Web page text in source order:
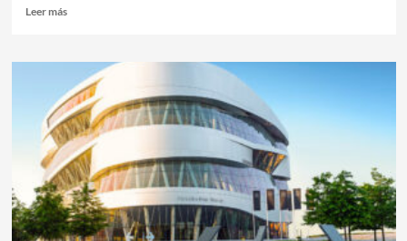
Leer másLeer
Lewis
Hamilton,
su
legado
se
exhibe
en
el
Museo
Mercedes-
Benz